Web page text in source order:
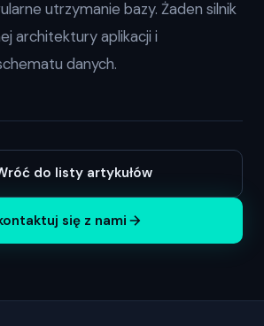
utrzymanie bazy. Żaden silnik
architektury aplikacji i
danych.
do listy artykułów
się z nami